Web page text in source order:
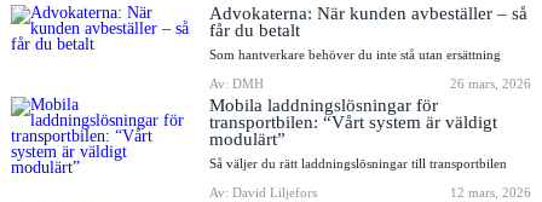
Advokaterna: När kunden avbeställer – så
får du betalt
Som hantverkare behöver du inte stå utan ersättning
Av: DMH
26 mars, 2026
Mobila laddningslösningar för
transportbilen: “Vårt system är väldigt
modulärt”
Så väljer du rätt laddningslösningar till transportbilen
Av: David Liljefors
12 mars, 2026